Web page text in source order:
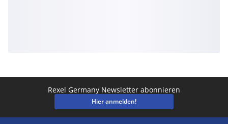
Rexel Germany Newsletter abonnieren
Hier anmelden!